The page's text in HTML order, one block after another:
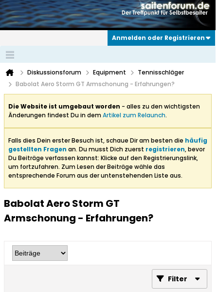
Anmelden oder Registrieren
Diskussionsforum Equipment
Tennisschläger
Babolat Aero Storm GT Armschonung - Erfahrungen?
Die Website ist umgebaut worden - alles zu den wichtigsten
Änderungen findest Du in demArtikel zum Relaunch.
Falls dies Dein erster Besuch ist, schaue Dir am besten die häufig
gestellten Fragen an. Du musst Dich zuerst registrieren, bevor
Du Beiträge verfassen kannst: Klicke auf den Registrierungslink,
um fortzufahren. Zum Lesen der Beiträge wähle das
entsprechende Forum aus der untenstehenden Liste aus.
Babolat Aero Storm GT
Armschonung - Erfahrungen?
Filter